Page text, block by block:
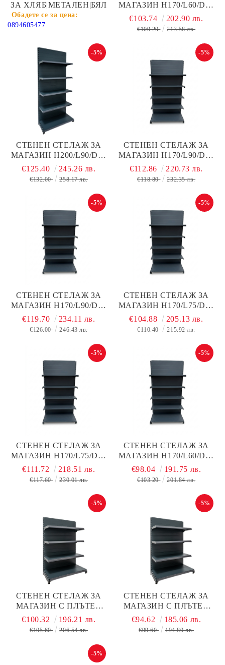
ЗА ХЛЯБ|МЕТАЛЕН|БЯЛ
0894605477
МАГАЗИН Н170/L60/D40
СМ + 4 РАФТА ПО D40
СМ С ПЛЪТЕН ГРЪБ,
€103.74 202.90 лв.
€109.20 213.58 лв.
СТЕНЕН СТЕЛАЖ ЗА
МАГАЗИН Н200/L90/D40
СМ + 4 РАФТА ПО D40
СМ С ПЛЪТЕН ГРЪБ,
-5%
€125.40 245.26 лв.
€132.00 258.17 лв.
СТЕНЕН СТЕЛАЖ ЗА
МАГАЗИН Н170/L90/D40
СМ + 4 РАФТА ПО D30 С
ПЛЪТЕН ГРЪБ, ТЪМНО
-5%
€112.86 220.73 лв.
€118.80 232.35 лв.
СТЕНЕН СТЕЛАЖ ЗА
МАГАЗИН Н170/L90/D40
СМ + 4 РАФТА ПО D40 С
ПЛЪТЕН ГРЪБ, ТЪМНО
-5%
€119.70 234.11 лв.
€126.00 246.43 лв.
СТЕНЕН СТЕЛАЖ ЗА
МАГАЗИН Н170/L75/D40
СМ + 4 РАФТА ПО D30
СМ С ПЛЪТЕН ГРЪБ ,
-5%
€104.88 205.13 лв.
€110.40 215.92 лв.
СТЕНЕН СТЕЛАЖ ЗА
МАГАЗИН Н170/L75/D40
СМ + 4 РАФТА ПО D40
СМ С ПЛЪТЕН ГРЪБ,
-5%
€111.72 218.51 лв.
€117.60 230.01 лв.
СТЕНЕН СТЕЛАЖ ЗА
МАГАЗИН Н170/L60/D40
СМ + 4 РАФТА ПО D30
СМ С ПЛЪТЕН ГРЪБ,
-5%
€98.04 191.75 лв.
€103.20 201.84 лв.
СТЕНЕН СТЕЛАЖ ЗА
МАГАЗИН С ПЛЪТЕН
ГРЪБ Н130/L90/D40 СМ +
3 РАФТА, ТЪМНО СИВ
-5%
€100.32 196.21 лв.
€105.60 206.54 лв.
СТЕНЕН СТЕЛАЖ ЗА
МАГАЗИН С ПЛЪТЕН
ГРЪБ Н130/L75/D40 СМ +
3 РАФТА, ТЪМНО СИВ
-5%
€94.62 185.06 лв.
€99.60 194.80 лв.
-5%